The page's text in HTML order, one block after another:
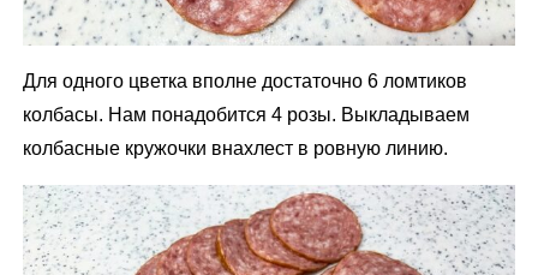
Для одного цветка вполне достаточно 6 ломтиков
колбасы. Нам понадобится 4 розы. Выкладываем
колбасные кружочки внахлест в ровную линию.